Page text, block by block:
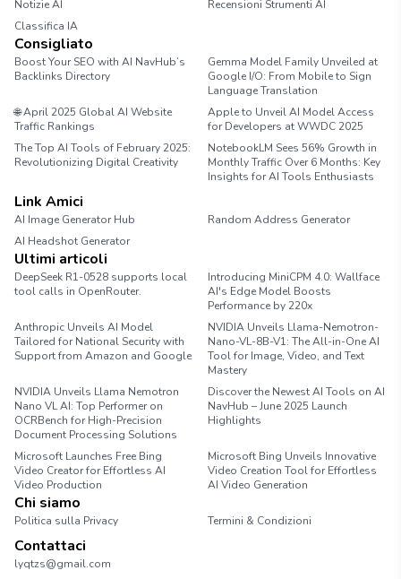
Notizie AI
Recensioni Strumenti AI
Classifica IA
Consigliato
Boost Your SEO with AI NavHub’s
Backlinks Directory
Gemma Model Family Unveiled at
Google I/O: From Mobile to Sign
Language Translation
🌐 April 2025 Global AI Website
Traffic Rankings
Apple to Unveil AI Model Access
for Developers at WWDC 2025
The Top AI Tools of February 2025:
Revolutionizing Digital Creativity
NotebookLM Sees 56% Growth in
Monthly Traffic Over 6 Months: Key
Insights for AI Tools Enthusiasts
Link Amici
AI Image Generator Hub
Random Address Generator
AI Headshot Generator
Ultimi articoli
DeepSeek R1-0528 supports local
tool calls in OpenRouter.
Introducing MiniCPM 4.0: Wallface
AI's Edge Model Boosts
Performance by 220x
Anthropic Unveils AI Model
Tailored for National Security with
Support from Amazon and Google
NVIDIA Unveils Llama-Nemotron-
Nano-VL-8B-V1: The All-in-One AI
Tool for Image, Video, and Text
Mastery
NVIDIA Unveils Llama Nemotron
Nano VL AI: Top Performer on
OCRBench for High-Precision
Document Processing Solutions
Discover the Newest AI Tools on AI
NavHub – June 2025 Launch
Highlights
Microsoft Launches Free Bing
Video Creator for Effortless AI
Video Production
Microsoft Bing Unveils Innovative
Video Creation Tool for Effortless
AI Video Generation
Chi siamo
Politica sulla Privacy Termini & Condizioni
Contattaci
lyqtzs@gmail.com